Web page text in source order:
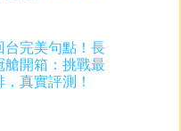
台完美句點！長
艙開箱：挑戰最
真實評測！